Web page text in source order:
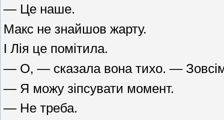
— Це наше.
Макс не знайшов жарту.
І Лія це помітила.
— О, — сказала вона тихо. —
— Я можу зіпсувати момент.
— Не треба.